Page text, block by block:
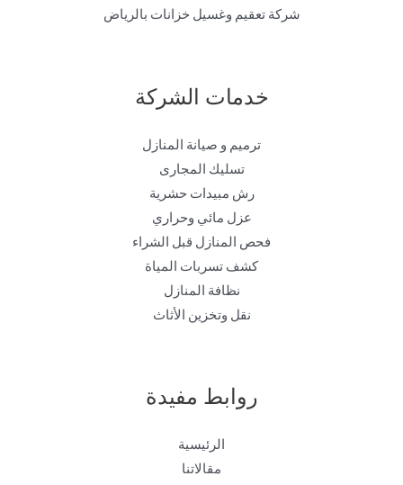
شركة تعقيم وغسيل خزانات بالرياض
خدمات الشركة
ترميم و صيانة المنازل
تسليك المجارى
رش مبيدات حشرية
عزل مائي وحراري
فحص المنازل قبل الشراء
كشف تسربات المياة
نظافة المنازل
نقل وتخزين الأثاث
روابط مفيدة
الرئيسية
مقالاتنا